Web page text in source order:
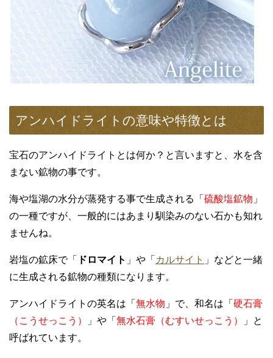
アンハイドライトの意味や特徴とは
宝石のアンハイドライトとは何か？と言いますと、水を含
まない鉱物の事です。
海や塩湖の水分が蒸発する事で生成される「 硫酸塩鉱物 」
の一種ですが、一般的にはあまり馴染みのない石かも知れ
ませんね。
岩塩の鉱床で「 ドロマイト 」や「 カルサイト 」などと一緒
に生成される鉱物の種類になります。
アンハイドライトの英名は「 無水物 」で、和名は「 硬石膏
（こうせっこう）
」や「 無水石膏（むすいせっこう）
」と
呼ばれています。